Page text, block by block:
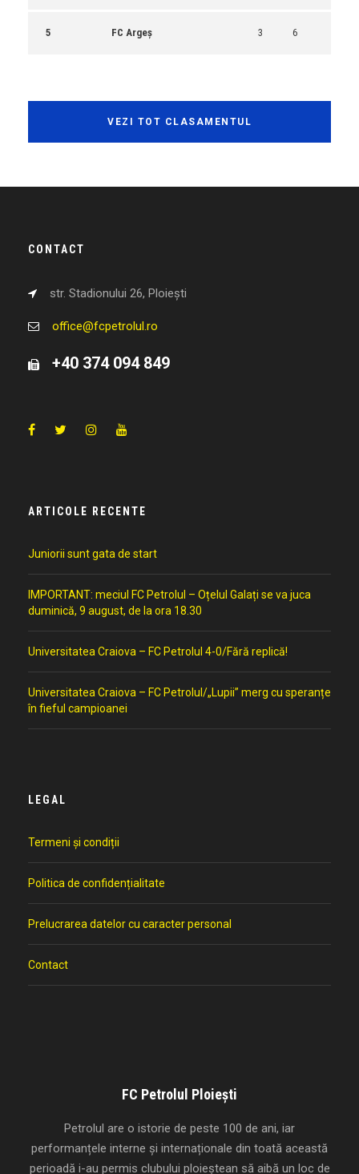
5 FC Argeș 3 6
VEZI TOT CLASAMENTUL
CONTACT
str. Stadionului 26, Ploiești
office@fcpetrolul.ro
+40 374 094 849
ARTICOLE RECENTE
Juniorii sunt gata de start
IMPORTANT: meciul FC Petrolul – Oțelul Galați se va juca
duminică, 9 august, de la ora 18.30
Universitatea Craiova – FC Petrolul 4-0/Fără replică!
Universitatea Craiova – FC Petrolul/„Lupii” merg cu speranțe
în fieful campioanei
LEGAL
Termeni și condiții
Politica de confidențialitate
Prelucrarea datelor cu caracter personal
Contact
FC Petrolul Ploiești
Petrolul are o istorie de peste 100 de ani, iar
performanțele interne și internaționale din toată această
perioadă i-au permis clubului ploieștean să aibă un loc de